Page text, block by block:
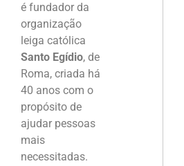
é fundador da
organização
leiga católica
Santo Egídio, de
Roma, criada há
40 anos com o
propósito de
ajudar pessoas
mais
necessitadas.